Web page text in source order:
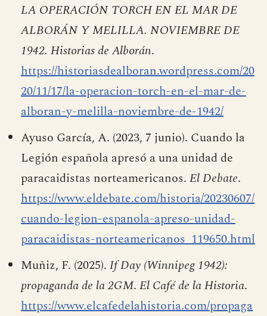
LA OPERACIÓN TORCH EN EL MAR DE
ALBORÁN Y MELILLA. NOVIEMBRE DE
1942. Historias de Alborán.
https://historiasdealboran.wordpress.com/20
20/11/17/la-operacion-torch-en-el-mar-de-
alboran-y-melilla-noviembre-de-1942/
Ayuso García, A. (2023, 7 junio). Cuando la
Legión española apresó a una unidad de
paracaidistas norteamericanos. El Debate.
https://www.eldebate.com/historia/20230607/
cuando-legion-espanola-apreso-unidad-
paracaidistas-norteamericanos_119650.html
Muñiz, F. (2025). If Day (Winnipeg 1942):
propaganda de la 2GM. El Café de la Historia.
https://www.elcafedelahistoria.com/propaga